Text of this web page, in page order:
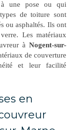
à une pose ou qui
de toiture sont
ou asphaltés. Ils ont
Les matériaux
à Nogent-sur-
de couverture
et leur facilité
en